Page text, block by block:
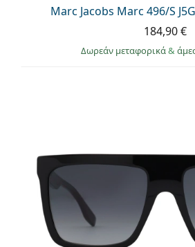
Marc Jacobs Marc 496/S
184,90 €
Δωρεάν μεταφορικά&